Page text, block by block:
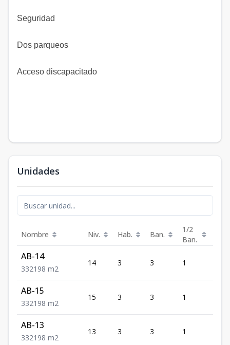
Seguridad
Dos parqueos
Acceso discapacitado
Unidades
Nombre Niv. Hab. Ban.
1/2
Ban.
AB-14
332198 m2
14 3 3 1
AB-15
332198 m2
15 3 3 1
AB-13
332198 m2
13 3 3 1